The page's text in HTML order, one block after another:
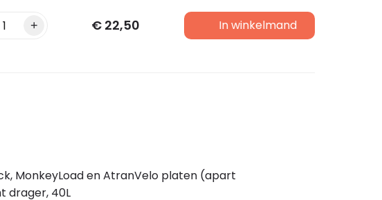
+ € 22,50 In winkelmand
MonkeyLoad en AtranVelo platen (apart
drager, 40L